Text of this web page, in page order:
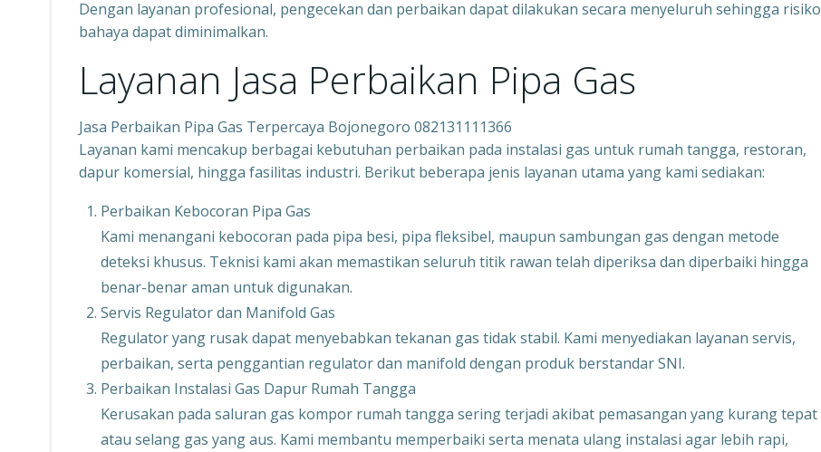
Dengan layanan profesional, pengecekan dan perbaikan dapat dilakukan secara menyeluruh sehingga risiko
bahaya dapat diminimalkan.
Layanan Jasa Perbaikan Pipa Gas
Jasa Perbaikan Pipa Gas Terpercaya Bojonegoro 082131111366
Layanan kami mencakup berbagai kebutuhan perbaikan pada instalasi gas untuk rumah tangga, restoran,
dapur komersial, hingga fasilitas industri. Berikut beberapa jenis layanan utama yang kami sediakan:
Perbaikan Kebocoran Pipa Gas
Kami menangani kebocoran pada pipa besi, pipa fleksibel, maupun sambungan gas dengan metode
deteksi khusus. Teknisi kami akan memastikan seluruh titik rawan telah diperiksa dan diperbaiki hingga
benar-benar aman untuk digunakan.
Servis Regulator dan Manifold Gas
Regulator yang rusak dapat menyebabkan tekanan gas tidak stabil. Kami menyediakan layanan servis,
perbaikan, serta penggantian regulator dan manifold dengan produk berstandar SNI.
Perbaikan Instalasi Gas Dapur Rumah Tangga
Kerusakan pada saluran gas kompor rumah tangga sering terjadi akibat pemasangan yang kurang tepat
atau selang gas yang aus. Kami membantu memperbaiki serta menata ulang instalasi agar lebih rapi,